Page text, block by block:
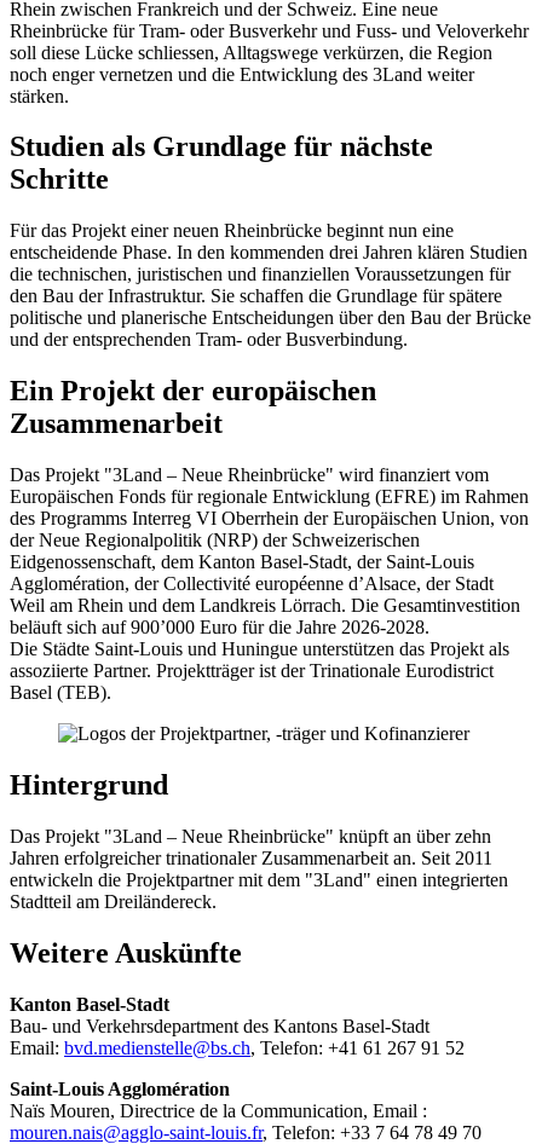
Rhein zwischen Frankreich und der Schweiz. Eine neue
Rheinbrücke für Tram- oder Busverkehr und Fuss- und Veloverkehr
soll diese Lücke schliessen, Alltagswege verkürzen, die Region
noch enger vernetzen und die Entwicklung des 3Land weiter
stärken.
Studien als Grundlage für nächste
Schritte
Für das Projekt einer neuen Rheinbrücke beginnt nun eine
entscheidende Phase. In den kommenden drei Jahren klären Studien
die technischen, juristischen und finanziellen Voraussetzungen für
den Bau der Infrastruktur. Sie schaffen die Grundlage für spätere
politische und planerische Entscheidungen über den Bau der Brücke
und der entsprechenden Tram- oder Busverbindung.
Ein Projekt der europäischen
Zusammenarbeit
Das Projekt "3Land – Neue Rheinbrücke" wird finanziert vom
Europäischen Fonds für regionale Entwicklung (EFRE) im Rahmen
des Programms Interreg VI Oberrhein der Europäischen Union, von
der Neue Regionalpolitik (NRP) der Schweizerischen
Eidgenossenschaft, dem Kanton Basel-Stadt, der Saint-Louis
Agglomération, der Collectivité européenne d’Alsace, der Stadt
Weil am Rhein und dem Landkreis Lörrach. Die Gesamtinvestition
beläuft sich auf 900’000 Euro für die Jahre 2026-2028.
Die Städte Saint-Louis und Huningue unterstützen das Projekt als
assoziierte Partner. Projektträger ist der Trinationale Eurodistrict
Basel (TEB).
Hintergrund
Das Projekt "3Land – Neue Rheinbrücke" knüpft an über zehn
Jahren erfolgreicher trinationaler Zusammenarbeit an. Seit 2011
entwickeln die Projektpartner mit dem "3Land" einen integrierten
Stadtteil am Dreiländereck.
Weitere Auskünfte
Kanton Basel-Stadt
Bau- und Verkehrsdepartment des Kantons Basel-Stadt
Email: bvd.medienstelle@bs.ch, Telefon: +41 61 267 91 52
Saint-Louis Agglomération
Naïs Mouren, Directrice de la Communication, Email :
mouren.nais@agglo-saint-louis.fr, Telefon: +33 7 64 78 49 70